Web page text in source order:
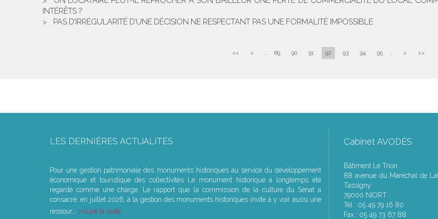
INTÉRÊTS ?
PAS D’IRRÉGULARITÉ D’UNE DÉCISION NE RESPECTANT PAS UNE FORMALITÉ IMPOSSIBLE
<< < ... 89 90 91 92 93 94 95 ... > >>
LES DERNIÈRES ACTUALITÉS
Pour une gestion patrimoniale des monuments historiques au service du développement
économique et touristique des collectivités Le monument historique a longtemps été
regardé comme une charge. Le rapport que la commission de la culture du Sénat a
consacré, en juillet 2026, à la gestion des monuments historiques invite à y voir aussi une
ressour...
Lire la suite
Cabinet AVODÈS
Bâtiment Le Trion
88 avenue du Maréchal de
Tassigny
79000 NIORT
Tél : 05 49 79 16 80
Fax : 05 49 73 67 88